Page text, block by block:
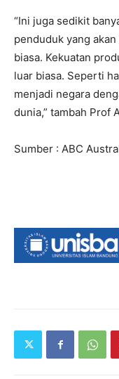
“Ini juga sedikit
penduduk yang
biasa. Kekuatan
luar biasa. Seperti
menjadi negara
dunia,” tambah Prof
Sumber : ABC